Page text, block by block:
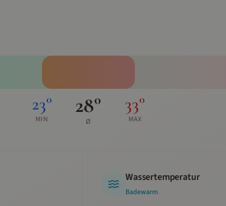
23°
MIN
28°
Ø
33°
MAX
Wassertemperatur
Badewarm